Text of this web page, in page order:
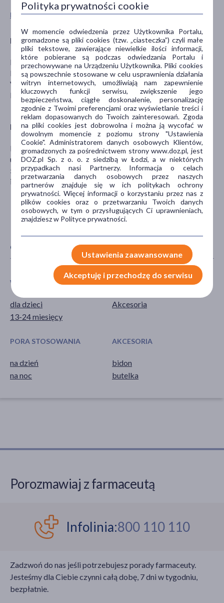
Pokaż wszystkie produkty B.BOX
Producent
B.BOX FOR KIDS
Level 3/ 1 Acacia Place
VIC 3168 Notting Hill
kontakt@bbox.pl
Dystrybutor
BABY&TRAVEL SP. Z O.O.
ul. Jerzmanowska 4D pokój 212
54-530 Wrocław
info@babyandtravel.pl
CECHY PRODUKTU
WIEK
dla dzieci
13-24 miesięcy
TYP PRODUKTU
Akcesoria
PORA STOSOWANIA
na dzień
na noc
AKCESORIA
bidon
butelka
Porozmawiaj z farmaceutą
Infolinia:800 110 110
Zadzwoń do nas jeśli potrzebujesz porady farmaceuty.
Jesteśmy dla Ciebie czynni całą dobę, 7 dni w tygodniu,
bezpłatnie.
Polityka prywatności cookie
W momencie odwiedzenia przez Użytkownika Portalu,
gromadzone są pliki cookies (tzw. „ciasteczka”) czyli małe
pliki tekstowe, zawierające niewielkie ilości informacji,
które pobierane są podczas odwiedzania Portalu i
przechowywane na Urządzeniu Użytkownika. Pliki cookies
są powszechnie stosowane w celu usprawnienia działania
witryn internetowych, umożliwiają nam zapewnienie
kluczowych funkcji serwisu, zwiększenie jego
bezpieczeństwa, ciągłe doskonalenie, personalizację
zgodnie z Twoimi preferencjami oraz wyświetlanie treści i
reklam dopasowanych do Twoich zainteresowań. Zgoda
na pliki cookies jest dobrowolna i można ją wycofać w
dowolnym momencie z poziomu strony "Ustawienia
Cookie". Administratorem danych osobowych Klientów,
gromadzonych za pośrednictwem strony www.doz.pl, jest
DOZ.pl Sp. z o. o. z siedzibą w Łodzi, a w niektórych
przypadkach nasi Partnerzy. Informacja o celach
przetwarzania danych osobowych przez naszych
partnerów znajduje się w ich politykach ochrony
prywatności. Więcej informacji o korzystaniu przez nas z
plików cookies oraz o przetwarzaniu Twoich danych
osobowych, w tym o przysługujących Ci uprawnieniach,
znajdziesz w Polityce prywatności.
Ustawienia zaawansowane
Akceptuję i przechodzę do serwisu